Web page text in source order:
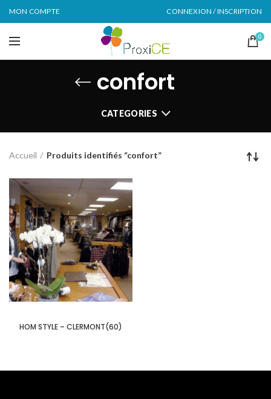
MON COMPTE CONNEXION / INSCRIPTION
0
confort
CATEGORIES
Accueil Produits identifiés “confort”
HOM STYLE – CLERMONT(60)